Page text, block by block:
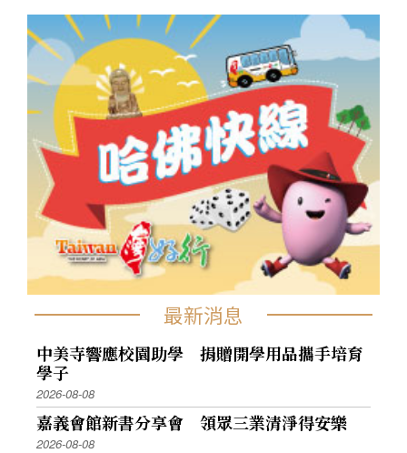
最新消息
中美寺響應校園助學 捐贈開學用品攜手培育
學子
2026-08-08
嘉義會館新書分享會 領眾三業清淨得安樂
2026-08-08